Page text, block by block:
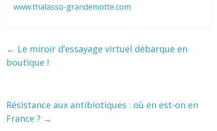
www.thalasso-grandemotte.com
← Le miroir d’essayage virtuel débarque en
boutique !
Résistance aux antibiotiques : où en est-on en
France ? →